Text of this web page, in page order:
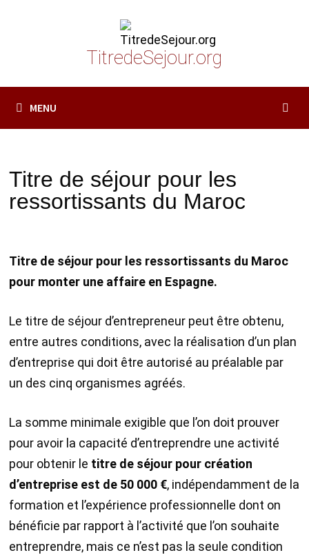
TitredeSejour.org
MENU
Titre de séjour pour les
ressortissants du Maroc
Titre de séjour pour les ressortissants du Maroc
pour monter une affaire en Espagne.
Le titre de séjour d’entrepreneur peut être obtenu,
entre autres conditions, avec la réalisation d’un plan
d’entreprise qui doit être autorisé au préalable par
un des cinq organismes agréés.
La somme minimale exigible que l’on doit prouver
pour avoir la capacité d’entreprendre une activité
pour obtenir le titre de séjour pour création
d’entreprise est de 50 000 €, indépendamment de la
formation et l’expérience professionnelle dont on
bénéficie par rapport à l’activité que l’on souhaite
entreprendre, mais ce n’est pas la seule condition